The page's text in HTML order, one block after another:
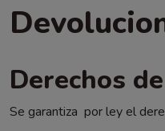
Derechos
Se garantiza por ley el